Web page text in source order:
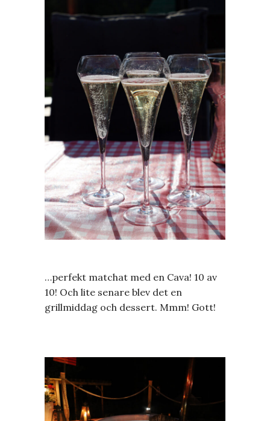
…perfekt matchat med en Cava! 10 av
10! Och lite senare blev det en
grillmiddag och dessert. Mmm! Gott!